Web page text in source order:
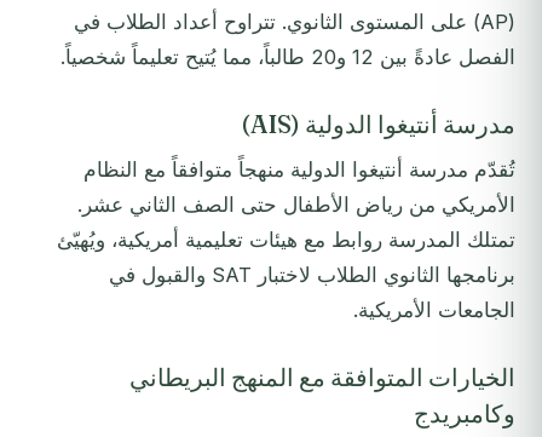
(AP) على المستوى الثانوي. تتراوح أعداد الطلاب في
الفصل عادةً بين 12 و20 طالباً، مما يُتيح تعليماً شخصياً.
مدرسة أنتيغوا الدولية (AIS)
تُقدّم مدرسة أنتيغوا الدولية منهجاً متوافقاً مع النظام
الأمريكي من رياض الأطفال حتى الصف الثاني عشر.
تمتلك المدرسة روابط مع هيئات تعليمية أمريكية، ويُهيّئ
برنامجها الثانوي الطلاب لاختبار SAT والقبول في
الجامعات الأمريكية.
الخيارات المتوافقة مع المنهج البريطاني
وكامبريدج